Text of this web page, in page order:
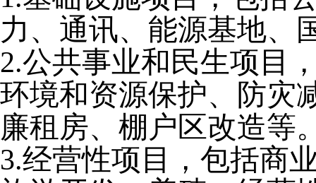
力、通讯、能源基地、
2.公共事业和民生项目
环境和资源保护、防灾
廉租房、棚户区改造等
3.经营性项目，包括商